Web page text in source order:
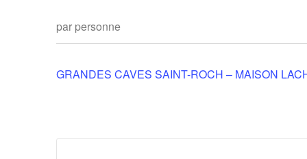
par personne
GRANDES CAVES SAINT-ROCH – MAISON